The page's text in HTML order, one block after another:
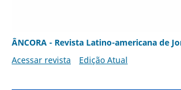
ÂNCORA - Revista Latino-americana de
Acessar revista
Edição Atual